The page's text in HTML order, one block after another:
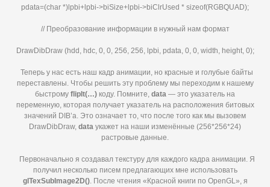
pdata=(char *)lpbi+lpbi->biSize+lpbi->biClrUsed * sizeof(RGBQUAD);
// Преобразование информации в нужный нам формат
DrawDibDraw (hdd, hdc, 0, 0, 256, 256, lpbi, pdata, 0, 0, width, height, 0);
Теперь у нас есть наш кадр анимации, но красные и голубые байты
переставлены. Чтобы решить эту проблему мы переходим к нашему
быстрому flipIt(…) коду. Помните, data — это указатель на
переменную, которая получает указатель на расположения битовых
значений DIB’а. Это означает то, что после того как мы вызовем
DrawDibDraw, data укажет на наши изменённые (256*256*24)
растровые данные.
Первоначально я создавал текстуру для каждого кадра анимации. Я
получил несколько писем предлагающих мне использовать
glTexSubImage2 D(). После чтения «Красной книги по OpenGL», я